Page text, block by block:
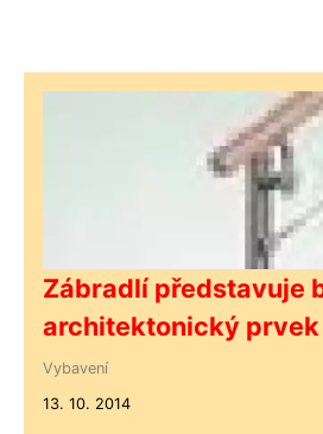
Zábradlí představuje
architektonický prvek
Vybavení
13. 10. 2014